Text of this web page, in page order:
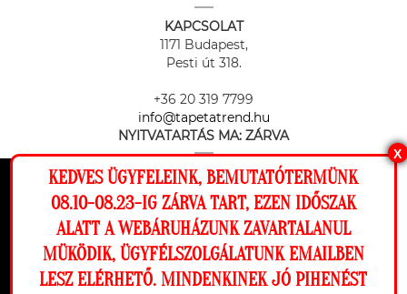
Ez a weboldal cookie-kat használ, hogy a
lehető legjobb élményt nyújtsa honlapunkon.
Beállítások
KAPCSOLAT
1171 Budapest,
Pesti út 318.
+36 20 319 7799
info@tapetatrend.hu
NYITVATARTÁS MA: ZÁRVA
Az online fizetést a Barion Payment Zrt. biztosítja, MNB engedély
száma: H-EN-I-1064/2013
X
KEDVES ÜGYFELEINK, BEMUTATÓTERMÜNK
08.10-08.23-IG ZÁRVA TART, EZEN IDŐSZAK
ALATT A WEBÁRUHÁZUNK ZAVARTALANUL
MÜKÖDIK, ÜGYFÉLSZOLGÁLATUNK EMAILBEN
LESZ ELÉRHETŐ. MINDENKINEK JÓ PIHENÉST